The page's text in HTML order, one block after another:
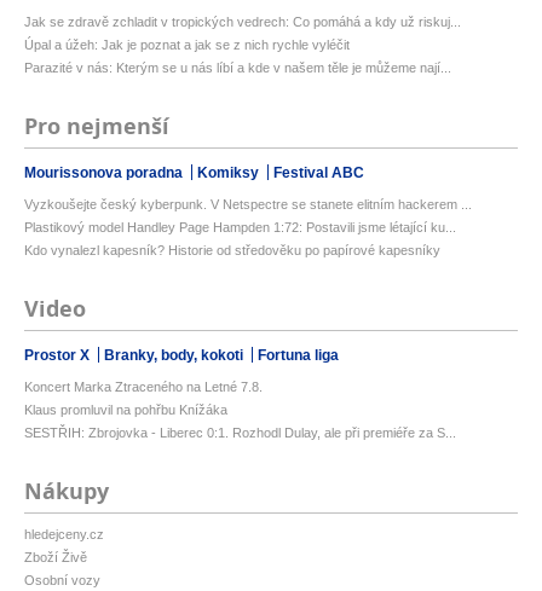
Jak se zdravě zchladit v tropických vedrech: Co pomáhá a kdy už riskuj...
Úpal a úžeh: Jak je poznat a jak se z nich rychle vyléčit
Parazité v nás: Kterým se u nás líbí a kde v našem těle je můžeme nají...
Pro nejmenší
Mourissonova poradna Komiksy Festival ABC
Vyzkoušejte český kyberpunk. V Netspectre se stanete elitním hackerem ...
Plastikový model Handley Page Hampden 1:72: Postavili jsme létající ku...
Kdo vynalezl kapesník? Historie od středověku po papírové kapesníky
Video
Prostor X Branky, body, kokoti Fortuna liga
Koncert Marka Ztraceného na Letné 7.8.
Klaus promluvil na pohřbu Knížáka
SESTŘIH: Zbrojovka - Liberec 0:1. Rozhodl Dulay, ale při premiéře za S...
Nákupy
hledejceny.cz
Zboží Živě
Osobní vozy